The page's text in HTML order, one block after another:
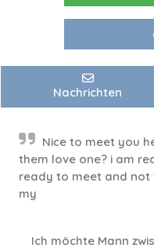
Nachrichten
Nice to meet you
them love one? i am
ready to meet and not
my
Ich möchte Mann